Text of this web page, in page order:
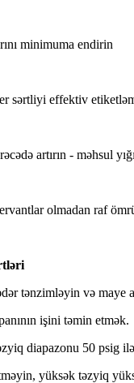
minimuma endirin
sərtliyi effektiv
artırın - məhsul
olmadan raf
tənzimləyin və maye
işini təmin etmək.
diapazonu 50 psig
yüksək təzyiq